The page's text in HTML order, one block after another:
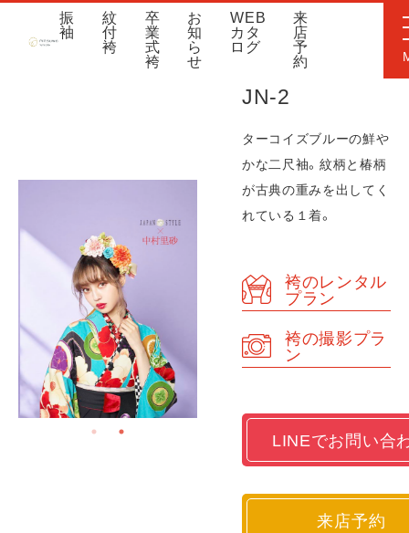
振
袖
紋
付
袴
卒
業
式
袴
お
知
ら
せ
WEB
カタ
ログ
来
店
予
約
JN-2
ターコイズブルーの鮮や
かな二尺袖。紋柄と椿柄
が古典の重みを出してく
れている１着。
袴のレンタル
プラン
袴の撮影プラ
ン
LINEでお問い合
来店予約